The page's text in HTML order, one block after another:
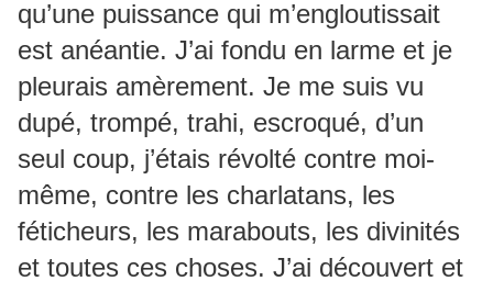
qu’une puissance qui m’engloutissait
est anéantie. J’ai fondu en larme et je
pleurais amèrement. Je me suis vu
dupé, trompé, trahi, escroqué, d’un
seul coup, j’étais révolté contre moi-
même, contre les charlatans, les
féticheurs, les marabouts, les divinités
et toutes ces choses. J’ai découvert et